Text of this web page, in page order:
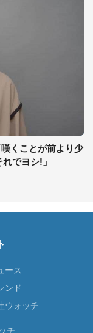
くことが前より少
でヨシ!」
ース
ンド
ウォッチ
チ